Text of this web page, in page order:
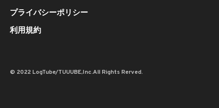
プライバシーポリシー
利用規約
© 2022 LogTube/TUUUBE,Inc.All Rights Rerved.